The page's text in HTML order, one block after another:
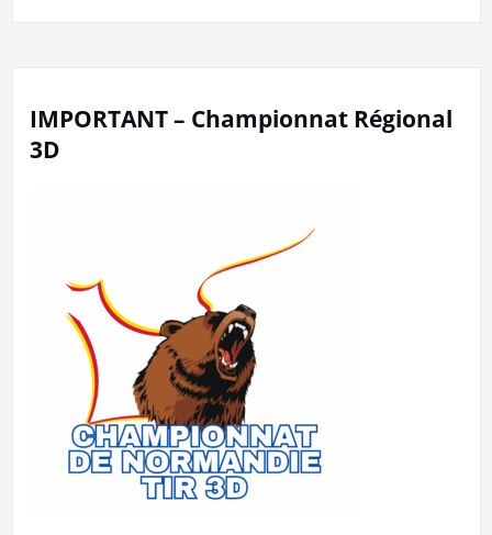
IMPORTANT – Championnat Régional
3D